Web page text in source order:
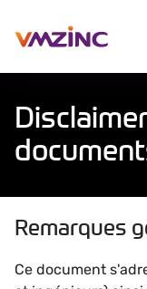
Remarques
Ce document